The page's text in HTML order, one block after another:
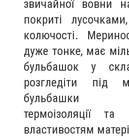
звичайної вовни
покриті
колючості.
дуже тонке, має
бульбашок у
розгледіти під
бульбашки
термоізоляції
властивостям